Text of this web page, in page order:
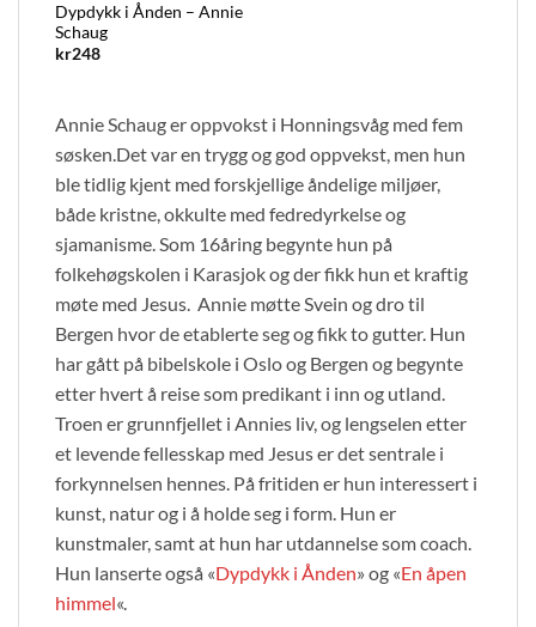
Dypdykk i Ånden – Annie
Schaug
kr248
Annie Schaug er oppvokst i Honningsvåg med fem
søsken.Det var en trygg og god oppvekst, men hun
ble tidlig kjent med forskjellige åndelige miljøer,
både kristne, okkulte med fedredyrkelse og
sjamanisme. Som 16­åring be­gynte hun på
folkehøgskolen i Karasjok og der fikk hun et kraftig
møte med Jesus. Annie møtte Svein og dro til
Bergen hvor de etablerte seg og fikk to gutter. Hun
har gått på bibelskole i Oslo og Bergen og begynte
etter hvert å reise som predikant i inn­ og utland.
Troen er grunnfjellet i Annies liv, og lengselen etter
et levende fellesskap med Jesus er det sen­trale i
forkynnelsen hennes. På fritiden er hun interessert i
kunst, natur og i å holde seg i form. Hun er
kunstmaler, samt at hun har utdannelse som coach.
Hun lanserte også «Dypdykk i Ånden» og «En åpen
himmel«.